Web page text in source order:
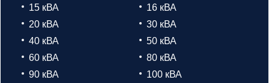
15 кВА
16 кВА
20 кВА
30 кВА
40 кВА
50 кВА
60 кВА
80 кВА
90 кВА
100 кВА